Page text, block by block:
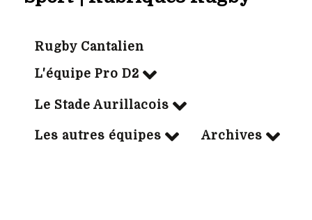
Rugby Cantalien
L'équipe Pro D2
Le Stade Aurillacois
Les autres équipes Archives